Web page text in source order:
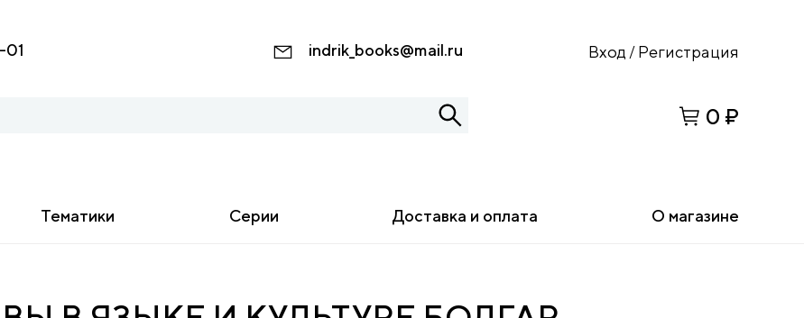
01 indrik_books@mail.ru Вход / Регистрация
0 ₽
Тематики Серии Доставка и оплата О магазине